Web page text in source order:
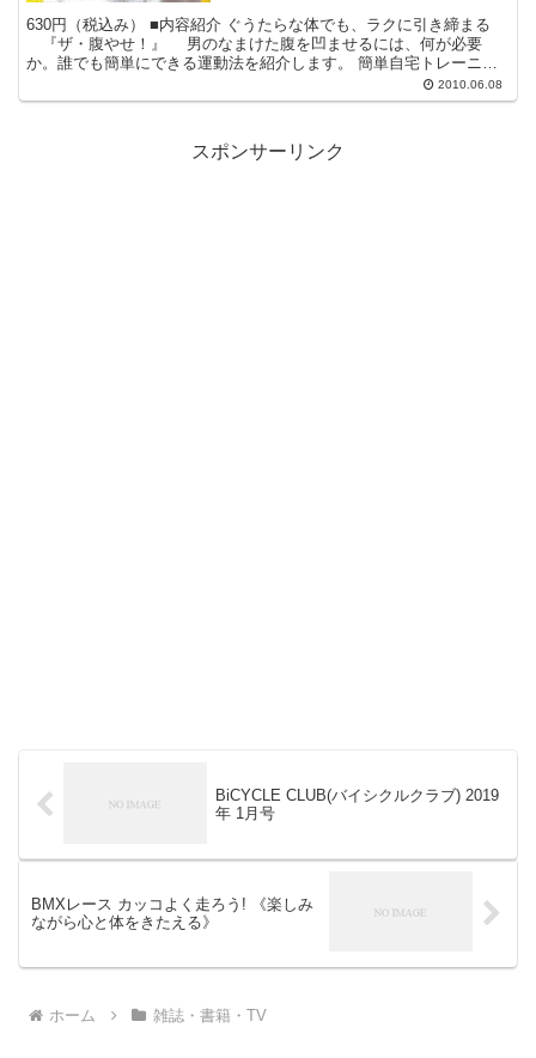
630円（税込み） ■内容紹介 ぐうたらな体でも、ラクに引き締まる
『ザ・腹やせ！』 男のなまけた腹を凹ませるには、何が必要
か。誰でも簡単にできる運動法を紹介します。 簡単自宅トレーニン
グ、ウォーキング、サイクリング・・・・無理をしなく... 2010.06.08
スポンサーリンク
BiCYCLE CLUB(バイシクルクラブ) 2019
年 1月号
BMXレース カッコよく走ろう! 《楽しみ
ながら心と体をきたえる》
ホーム 雑誌・書籍・TV